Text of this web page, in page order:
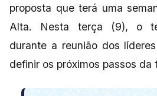
proposta que terá uma
Alta. Nesta terça (9), o
durante a reunião dos
definir os próximos passos da